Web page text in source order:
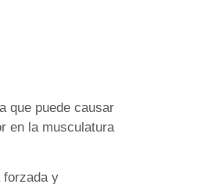
que puede causar
en la musculatura
forzada y